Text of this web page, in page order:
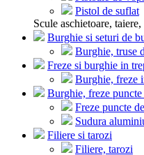
Pistol de suflat
Scule aschietoare,
Burghie si seturi de
Burghie, truse
Freze si burghie in
Burghie, freze
Burghie, freze
Freze puncte
Sudura
Filiere si tarozi
Filiere, tarozi